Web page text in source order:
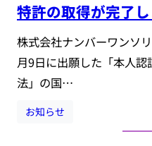
特許の取得が完了
株式会社ナンバーワンソ
月9日に出願した「本人
法」の国…
お知らせ